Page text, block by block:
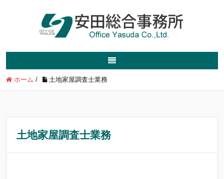
ホーム / 土地家屋調査士業務
土地家屋調査士業務